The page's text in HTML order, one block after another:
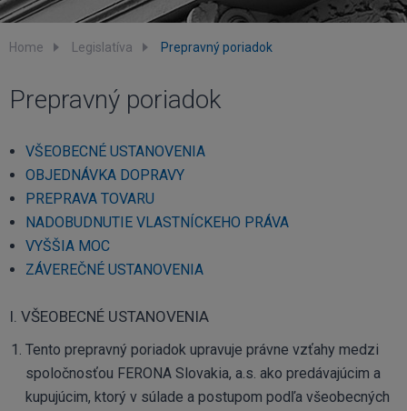
Home Legislatíva Prepravný poriadok
Prepravný poriadok
VŠEOBECNÉ USTANOVENIA
OBJEDNÁVKA DOPRAVY
PREPRAVA TOVARU
NADOBUDNUTIE VLASTNÍCKEHO PRÁVA
VYŠŠIA MOC
ZÁVEREČNÉ USTANOVENIA
I. VŠEOBECNÉ USTANOVENIA
Tento prepravný poriadok upravuje právne vzťahy medzi
spoločnosťou FERONA Slovakia, a.s. ako predávajúcim a
kupujúcim, ktorý v súlade a postupom podľa všeobecných